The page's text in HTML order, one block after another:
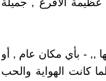
الأفرع , جميلة
,, - بأي مكان عام , أو
كانت الهواية والحب